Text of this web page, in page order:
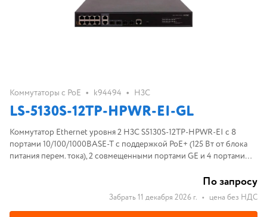
Коммутаторы с PoE • k94494 • H3C
LS-5130S-12TP-HPWR-EI-GL
Коммутатор Ethernet уровня 2 H3C S5130S-12TP-HPWR-EI с 8
портами 10/100/1000BASE-T с поддержкой PoE+ (125 Вт от блока
питания перем. тока), 2 совмещенными портами GE и 4 портами
По запросу
Забрать 11 декабря 2026 г. • цена без НДС